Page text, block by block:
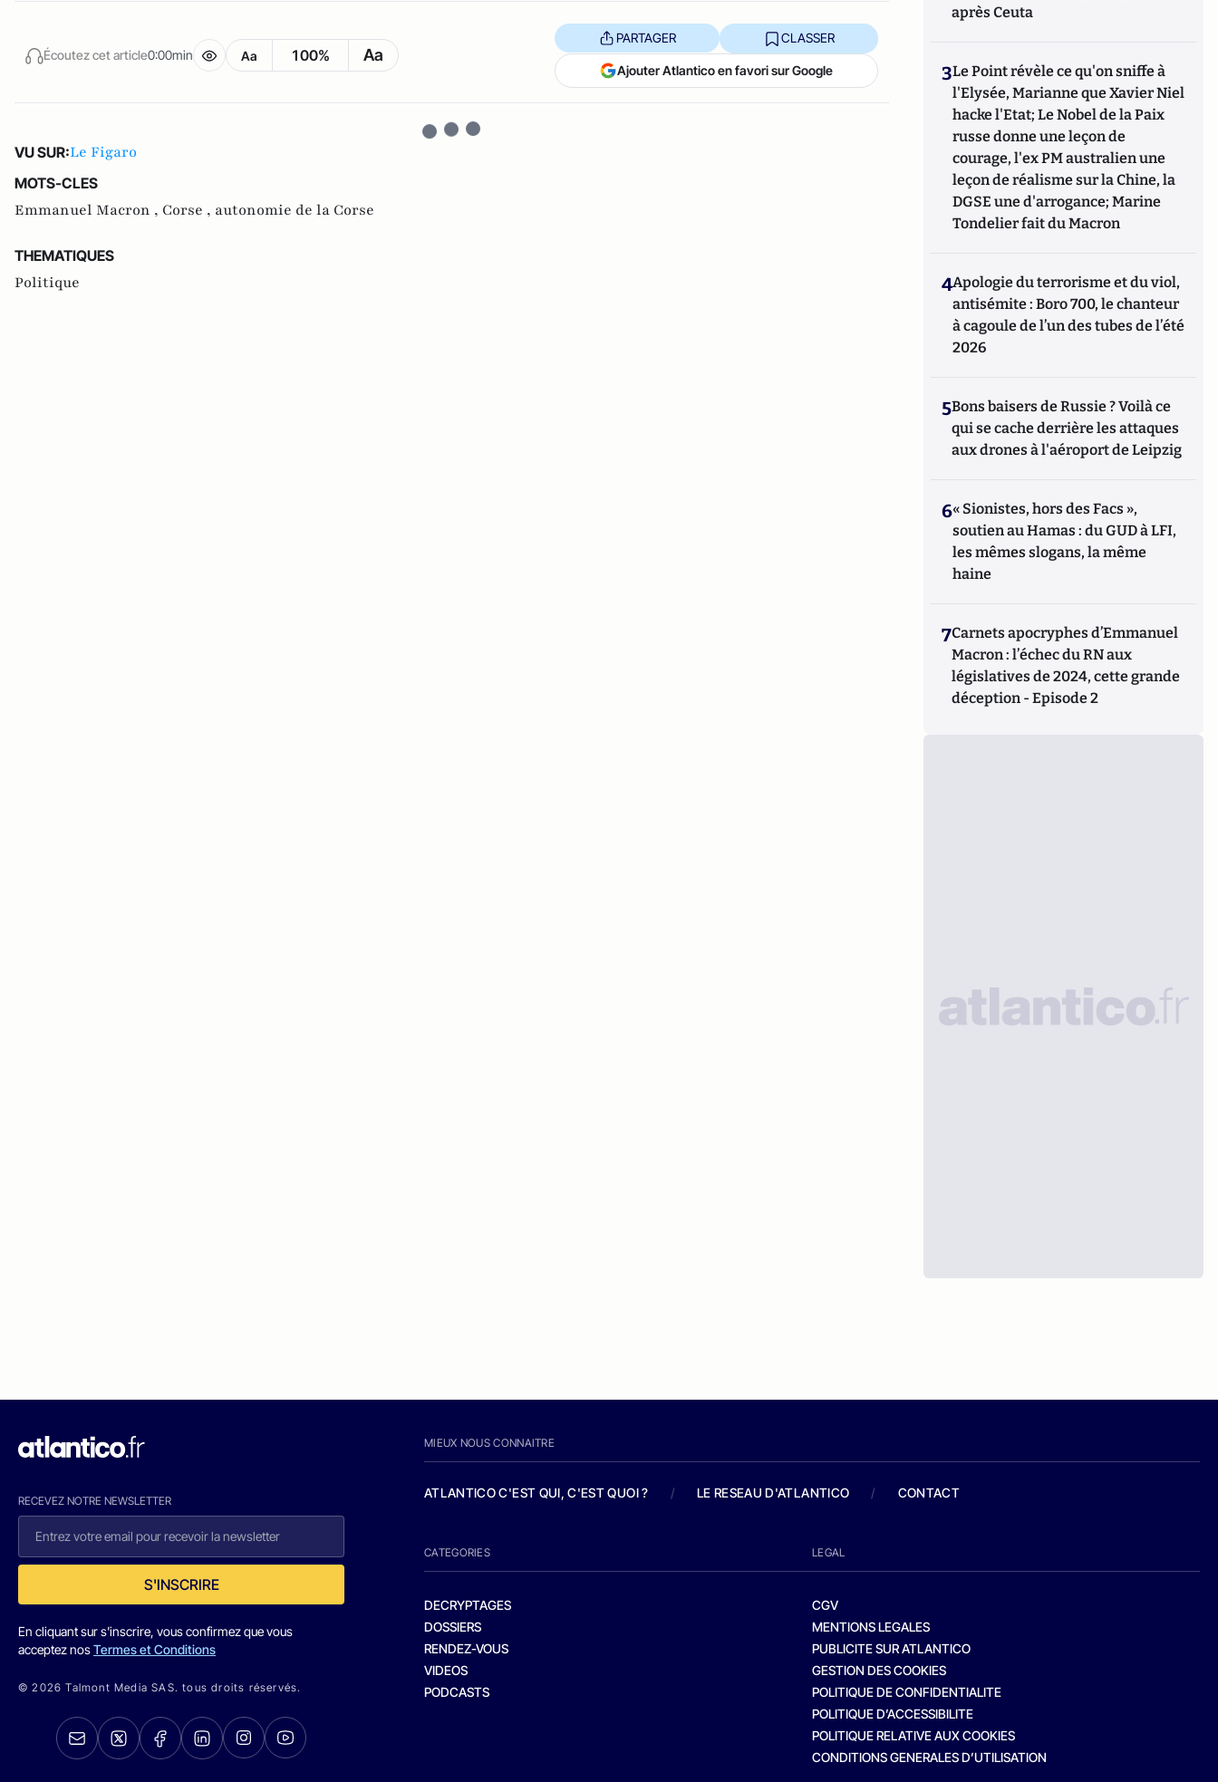
Écoutez cet article0:00min Aa 100% Aa
PARTAGER CLASSER
Ajouter Atlantico en favori sur Google
VU SUR:Le Figaro
MOTS-CLES
Emmanuel Macron , Corse , autonomie de la Corse
THEMATIQUES
Politique
après Ceuta
3Le Point révèle ce qu'on sniffe à
l'Elysée, Marianne que Xavier Niel
hacke l'Etat; Le Nobel de la Paix
russe donne une leçon de
courage, l'ex PM australien une
leçon de réalisme sur la Chine, la
DGSE une d'arrogance; Marine
Tondelier fait du Macron
4Apologie du terrorisme et du viol,
antisémite : Boro 700, le chanteur
à cagoule de l’un des tubes de l’été
2026
5Bons baisers de Russie ? Voilà ce
qui se cache derrière les attaques
aux drones à l'aéroport de Leipzig
6« Sionistes, hors des Facs »,
soutien au Hamas : du GUD à LFI,
les mêmes slogans, la même
haine
7Carnets apocryphes d’Emmanuel
Macron : l’échec du RN aux
législatives de 2024, cette grande
déception - Episode 2
RECEVEZ NOTRE NEWSLETTER
S'INSCRIRE
En cliquant sur s'inscrire, vous confirmez que vous
acceptez nosTermes et Conditions
© 2026 Talmont Media SAS. tous droits réservés.
MIEUX NOUS CONNAITRE
ATLANTICO C'EST QUI, C'EST QUOI ? / LE RESEAU D'ATLANTICO / CONTACT
CATEGORIES
DECRYPTAGES
DOSSIERS
RENDEZ-VOUS
VIDEOS
PODCASTS
LEGAL
CGV
MENTIONS LEGALES
PUBLICITE SUR ATLANTICO
GESTION DES COOKIES
POLITIQUE DE CONFIDENTIALITE
POLITIQUE D’ACCESSIBILITE
POLITIQUE RELATIVE AUX COOKIES
CONDITIONS GENERALES D’UTILISATION